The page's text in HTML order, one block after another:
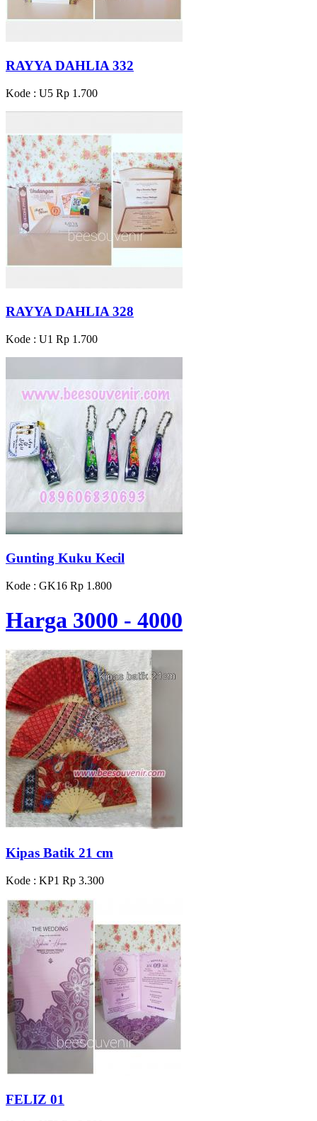
RAYYA DAHLIA 332
Kode : U5 Rp 1.700
RAYYA DAHLIA 328
Kode : U1 Rp 1.700
Gunting Kuku Kecil
Kode : GK16 Rp 1.800
Harga 3000 - 4000
Kipas Batik 21 cm
Kode : KP1 Rp 3.300
FELIZ 01